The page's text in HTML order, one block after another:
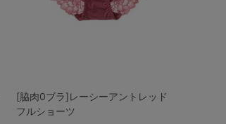
[脇肉0ブラ]レーシーアントレッド
フルショーツ